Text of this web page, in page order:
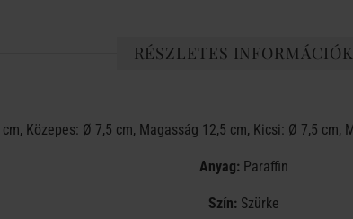
RÉSZLETES INFORMÁCIÓK
Közepes: Ø 7,5 cm, Magasság 12,5 cm, Kicsi: Ø 7,5 cm,
Anyag:Paraffin
Szín:Szürke